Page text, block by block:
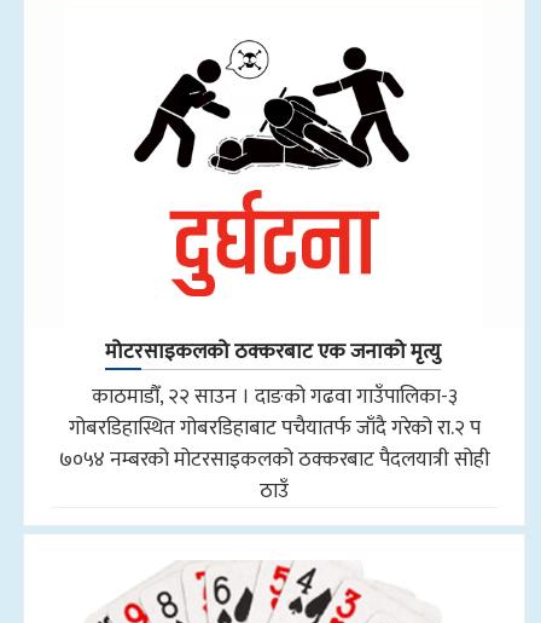
मोटरसाइकलको ठक्करबाट एक जनाको मृत्यु
काठमाडौँ, २२ साउन । दाङको गढवा गाउँपालिका-३
गोबरडिहास्थित गोबरडिहाबाट पचैयातर्फ जाँदै गरेको रा.२ प
७०५४ नम्बरको मोटरसाइकलको ठक्करबाट पैदलयात्री सोही
ठाउँ